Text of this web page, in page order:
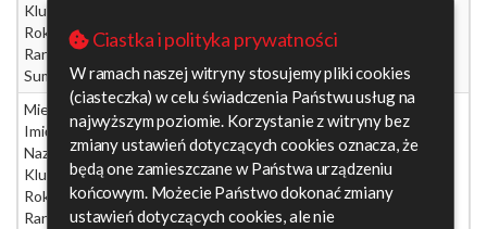
Klub
Rok ur. 1981
Ranking0.000
Suma punktów0
Miejsce86
Imię
Maciej
NazwiskoIndyka
Klub
WKS Wawel, Kraków
Rok ur. 1980
Ranking0.000
Ciastka i polityka prywatności
W ramach naszej witryny stosujemy pliki cookies
(ciasteczka) w celu świadczenia Państwu usług na
najwyższym poziomie. Korzystanie z witryny bez
zmiany ustawień dotyczących cookies oznacza, że
będą one zamieszczane w Państwa urządzeniu
końcowym. Możecie Państwo dokonać zmiany
ustawień dotyczących cookies, ale nie